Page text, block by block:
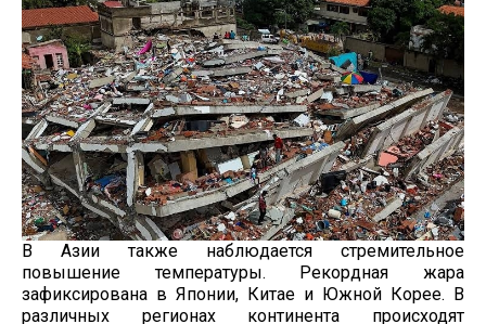
В Азии также наблюдается стремительное
повышение температуры. Рекордная жара
зафиксирована в Японии, Китае и Южной Корее. В
различных регионах континента происходят